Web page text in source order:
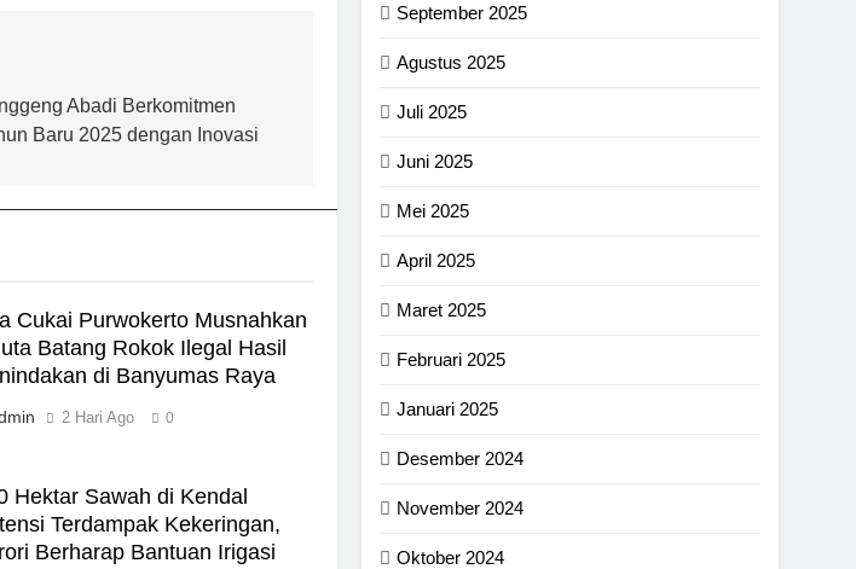
Abadi Berkomitmen
Baru 2025 dengan Inovasi
Cukai Purwokerto Musnahkan
Batang Rokok Ilegal Hasil
di Banyumas Raya
2 Hari Ago 0
Hektar Sawah di Kendal
Terdampak Kekeringan,
Berharap Bantuan Irigasi
September 2025
Agustus 2025
Juli 2025
Juni 2025
Mei 2025
April 2025
Maret 2025
Februari 2025
Januari 2025
Desember 2024
November 2024
Oktober 2024